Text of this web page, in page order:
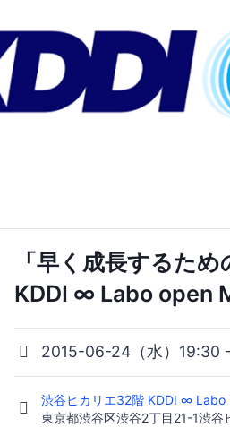
「早く成長するた
KDDI ∞ Labo open
2015-06-24（水）19:30
渋谷ヒカリエ32階 KDDI ∞ Labo
東京都渋谷区渋谷2丁目21-1渋谷